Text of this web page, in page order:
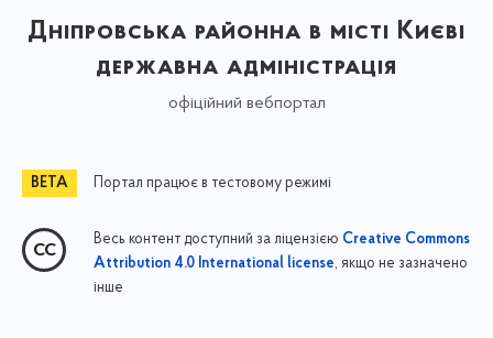
Дніпровська районна в місті Києві
державна адміністрація
офіційний вебпортал
Портал працює в тестовому режимі
Весь контент доступний за ліцензією Creative Commons
Attribution 4.0 International license, якщо не зазначено
інше